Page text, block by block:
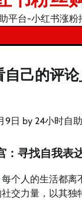
平台-小红书涨粉
自己的评
9日 by 24小时自
：寻找自我表
个人的生活都离
交力量，以其独